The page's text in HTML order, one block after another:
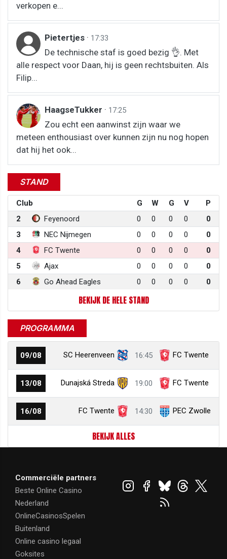
verkopen e...
Pietertjes · 17:33
De technische staf is goed bezig 👌. Met
alle respect voor Daan, hij is geen rechtsbuiten. Als
Filip...
HaagseTukker · 17:25
Zou echt een aanwinst zijn waar we
meteen enthousiast over kunnen zijn nu nog hopen
dat hij het ook...
STAND
Club G W G V
P
2
Feyenoord 0 0 0 0
0
3
NEC Nijmegen 0 0 0 0
0
4
FC Twente 0 0 0 0
0
5
Ajax 0 0 0 0
0
6
Go Ahead Eagles 0 0 0 0 0
BEKIJK DE HELE STAND
PROGRAMMA
09/08 SC Heerenveen 16:45 FC Twente
13/08 Dunajská Streda 19:00 FC Twente
16/08 FC Twente 14:30 PEC Zwolle
BEKIJK ALLES
Commerciële partners
Beste Online Casino
Nederland
OnlineCasinosSpelen
Buitenland
Online casino legaal
Goksites